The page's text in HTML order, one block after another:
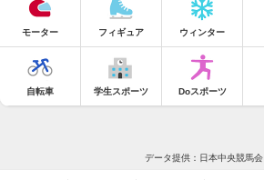
モーター フィギュア ウィンター
自転車 学生スポーツ Doスポーツ
データ提供：日本中央競馬会